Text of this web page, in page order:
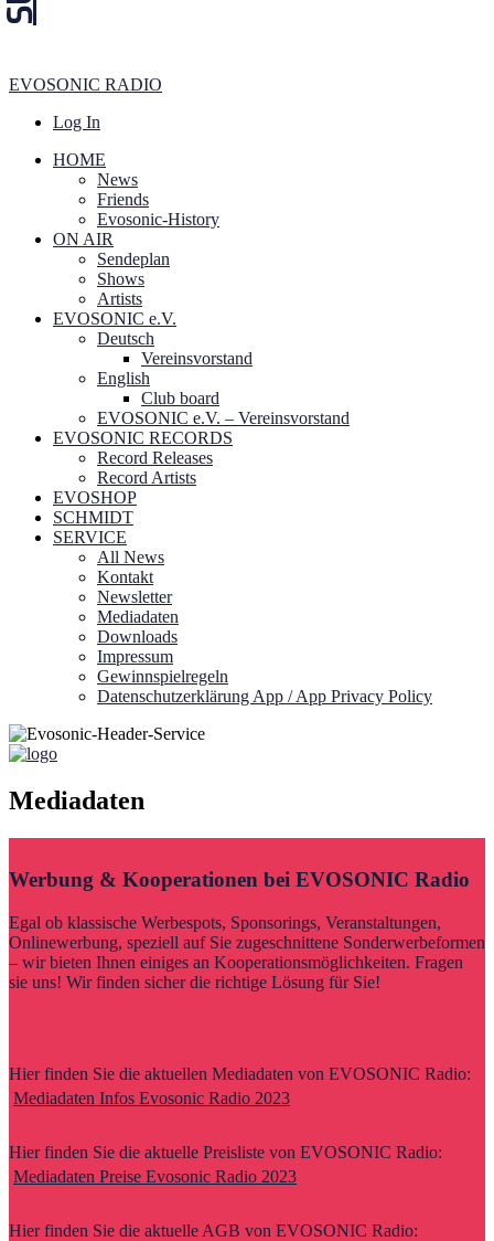
EVOSONIC RADIO
Log In
HOME
News
Friends
Evosonic-History
ON AIR
Sendeplan
Shows
Artists
EVOSONIC e.V.
Deutsch
Vereinsvorstand
English
Club board
EVOSONIC e.V. ‒ Vereinsvorstand
EVOSONIC RECORDS
Record Releases
Record Artists
EVOSHOP
SCHMIDT
SERVICE
All News
Kontakt
Newsletter
Mediadaten
Downloads
Impressum
Gewinnspielregeln
Datenschutzerklärung App / App Privacy Policy
Mediadaten
Werbung & Kooperationen bei EVOSONIC Radio
Egal ob klassische Werbespots, Sponsorings, Veranstaltungen,
Onlinewerbung, speziell auf Sie zugeschnittene Sonderwerbeformen
– wir bieten Ihnen einiges an Kooperationsmöglichkeiten. Fragen
sie uns! Wir finden sicher die richtige Lösung für Sie!
Hier finden Sie die aktuellen Mediadaten von EVOSONIC Radio:
Mediadaten Infos Evosonic Radio 2023
Hier finden Sie die aktuelle Preisliste von EVOSONIC Radio:
Mediadaten Preise Evosonic Radio 2023
Hier finden Sie die aktuelle AGB von EVOSONIC Radio: